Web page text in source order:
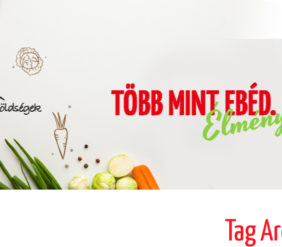
Tag